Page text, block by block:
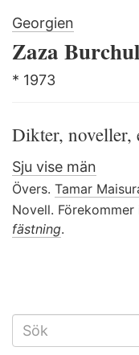
Georgien
Zaza
* 1973
Dikter, noveller,
Sju vise män
Övers. Tamar
Novell. Förekommer
fästning.
SÖKFORMULÄR